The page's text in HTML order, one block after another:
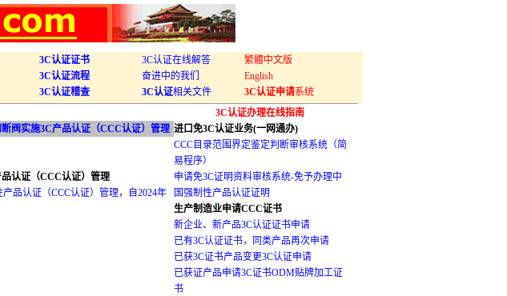
3C认证证书
3C认证流程
3C认证稽查
3C认证在线解答
奋进中的我们
3C认证相关文件
繁體中文版
English
3C认证申请系统
阀实施3C产品认证（CCC认证）管理
认证（CCC认证）管理
品认证（CCC认证）管理，自2024年
3C认证办理在线指南
进口免3C认证业务(一网通办)
CCC目录范围界定鉴定判断审核系统（简
易程序）
申请免3C证明资料审核系统-免予办理中
国强制性产品认证证明
生产制造业申请CCC证书
新企业、新产品3C认证证书申请
已有3C认证证书，同类产品再次申请
已获3C证书产品变更3C认证申请
已获证产品申请3C证书ODM贴牌加工证
书